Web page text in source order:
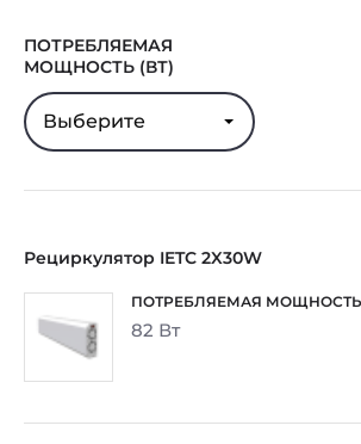
ПОТРЕБЛЯЕМАЯ
МОЩНОСТЬ (ВТ)
Выберите
Рециркулятор IETC 2X30W
82 Вт